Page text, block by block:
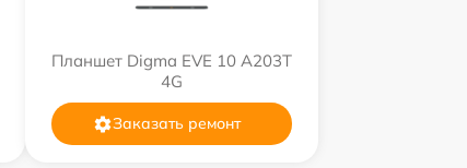
Планшет Digma EVE 10 A203T
4G
Заказать ремонт